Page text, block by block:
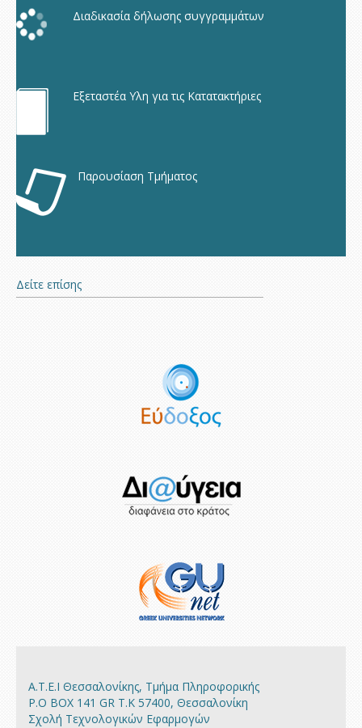
Διαδικασία δήλωσης συγγραμμάτων
Εξεταστέα Υλη για τις Κατατακτήριες
Παρουσίαση Τμήματος
Δείτε επίσης
Α.Τ.Ε.Ι Θεσσαλονίκης, Τμήμα Πληροφορικής
P.O BOX 141 GR Τ.Κ 57400, Θεσσαλονίκη
Σχολή Τεχνολογικών Εφαρμογών